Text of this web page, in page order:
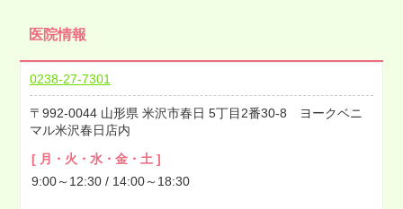
2022年07月
2022年06月
2022年05月
2022年04月
2022年03月
2022年02月
医院情報
0238-27-7301
992-0044 山形県 米沢市春日 5丁目2番30-8 ヨークベニ
マル米沢春日店内
[ 月・火・水・金・土 ]
9:00～12:30 / 14:00～18:30